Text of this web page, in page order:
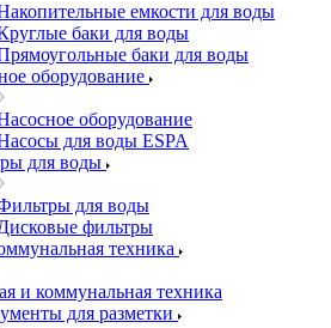
емкости для воды
баки для воды
баки для воды
оборудование
оборудование
для воды ESPA
для воды
для воды
фильтры
техника
и коммунальная техника
для разметки